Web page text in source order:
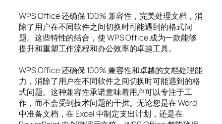
WPS Office 还确保 100% 兼容性，完美处理文档，消
除了用户在不同软件之间切换时可能遇到的格式问
题。这些特性的结合，使 WPS Office 成为一款能够
提升和重塑工作流程和办公效率的卓越工具。
WPS Office 还确保 100% 兼容性和卓越的文档处理能
力，消除了用户在不同软件之间切换时可能遇到的格
式问题。这种兼容性承诺意味着用户可以专注于工
作，而不会受到技术问题的干扰。无论您是在 Word
中准备文档，在 Excel 中制定支出计划，还是在